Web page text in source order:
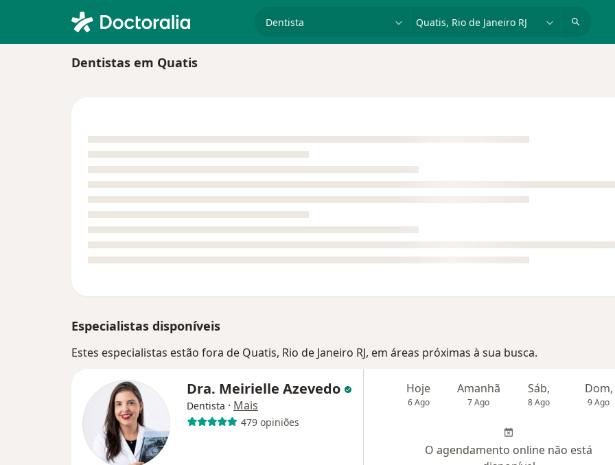
Dentistas em Quatis
Especialistas disponíveis
Estes especialistas estão fora de Quatis, Rio de Janeiro RJ, em áreas próximas à sua busca.
Dra. Meirielle Azevedo
Dentista · Mais
479 opiniões
Hoje
6 Ago
Amanhã
7 Ago
Sáb,
8 Ago
Dom,
9 Ago
O agendamento online não está